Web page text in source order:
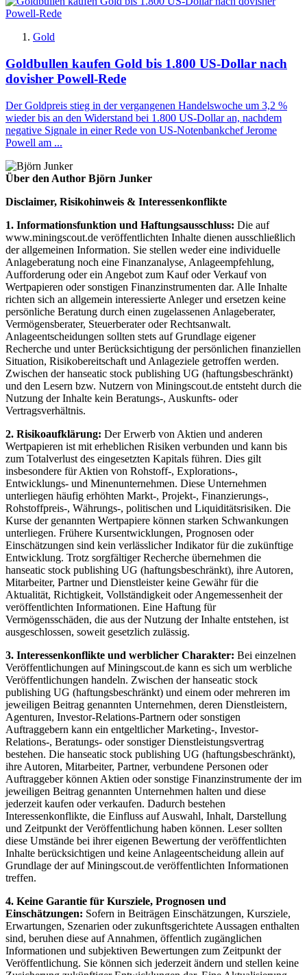
Gold
Goldbullen kaufen Gold bis 1.800 US-Dollar nach
dovisher Powell-Rede
Der Goldpreis stieg in der vergangenen Handelswoche um 3,2 %
wieder bis an den Widerstand bei 1.800 US-Dollar an, nachdem
negative Signale in einer Rede von US-Notenbankchef Jerome
Powell am ...
Über den Author Björn Junker
Disclaimer, Risikohinweis & Interessenkonflikte
1. Informationsfunktion und Haftungsausschluss: Die auf
www.miningscout.de veröffentlichten Inhalte dienen ausschließlich
der allgemeinen Information. Sie stellen weder eine individuelle
Anlageberatung noch eine Finanzanalyse, Anlageempfehlung,
Aufforderung oder ein Angebot zum Kauf oder Verkauf von
Wertpapieren oder sonstigen Finanzinstrumenten dar. Alle Inhalte
richten sich an allgemein interessierte Anleger und ersetzen keine
persönliche Beratung durch einen zugelassenen Anlageberater,
Vermögensberater, Steuerberater oder Rechtsanwalt.
Anlageentscheidungen sollten stets auf Grundlage eigener
Recherche und unter Berücksichtigung der persönlichen finanziellen
Situation, Risikobereitschaft und Anlageziele getroffen werden.
Zwischen der hanseatic stock publishing UG (haftungsbeschränkt)
und den Lesern bzw. Nutzern von Miningscout.de entsteht durch die
Nutzung der Inhalte kein Beratungs-, Auskunfts- oder
Vertragsverhältnis.
2. Risikoaufklärung: Der Erwerb von Aktien und anderen
Wertpapieren ist mit erheblichen Risiken verbunden und kann bis
zum Totalverlust des eingesetzten Kapitals führen. Dies gilt
insbesondere für Aktien von Rohstoff-, Explorations-,
Entwicklungs- und Minenunternehmen. Diese Unternehmen
unterliegen häufig erhöhten Markt-, Projekt-, Finanzierungs-,
Rohstoffpreis-, Währungs-, politischen und Liquiditätsrisiken. Die
Kurse der genannten Wertpapiere können starken Schwankungen
unterliegen. Frühere Kursentwicklungen, Prognosen oder
Einschätzungen sind kein verlässlicher Indikator für die zukünftige
Entwicklung. Trotz sorgfältiger Recherche übernehmen die
hanseatic stock publishing UG (haftungsbeschränkt), ihre Autoren,
Mitarbeiter, Partner und Dienstleister keine Gewähr für die
Aktualität, Richtigkeit, Vollständigkeit oder Angemessenheit der
veröffentlichten Informationen. Eine Haftung für
Vermögensschäden, die aus der Nutzung der Inhalte entstehen, ist
ausgeschlossen, soweit gesetzlich zulässig.
3. Interessenkonflikte und werblicher Charakter: Bei einzelnen
Veröffentlichungen auf Miningscout.de kann es sich um werbliche
Veröffentlichungen handeln. Zwischen der hanseatic stock
publishing UG (haftungsbeschränkt) und einem oder mehreren im
jeweiligen Beitrag genannten Unternehmen, deren Dienstleistern,
Agenturen, Investor-Relations-Partnern oder sonstigen
Auftraggebern kann ein entgeltlicher Marketing-, Investor-
Relations-, Beratungs- oder sonstiger Dienstleistungsvertrag
bestehen. Die hanseatic stock publishing UG (haftungsbeschränkt),
ihre Autoren, Mitarbeiter, Partner, verbundene Personen oder
Auftraggeber können Aktien oder sonstige Finanzinstrumente der im
jeweiligen Beitrag genannten Unternehmen halten und diese
jederzeit kaufen oder verkaufen. Dadurch bestehen
Interessenkonflikte, die Einfluss auf Auswahl, Inhalt, Darstellung
und Zeitpunkt der Veröffentlichung haben können. Leser sollten
diese Umstände bei ihrer eigenen Bewertung der veröffentlichten
Inhalte berücksichtigen und keine Anlageentscheidung allein auf
Grundlage der auf Miningscout.de veröffentlichten Informationen
treffen.
4. Keine Garantie für Kursziele, Prognosen und
Einschätzungen: Sofern in Beiträgen Einschätzungen, Kursziele,
Erwartungen, Szenarien oder zukunftsgerichtete Aussagen enthalten
sind, beruhen diese auf Annahmen, öffentlich zugänglichen
Informationen und subjektiven Bewertungen zum Zeitpunkt der
Veröffentlichung. Sie können sich jederzeit ändern und stellen keine